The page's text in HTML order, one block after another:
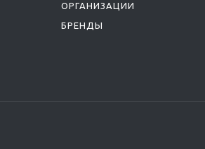
ОРГАНИЗАЦИИ
БРЕНДЫ